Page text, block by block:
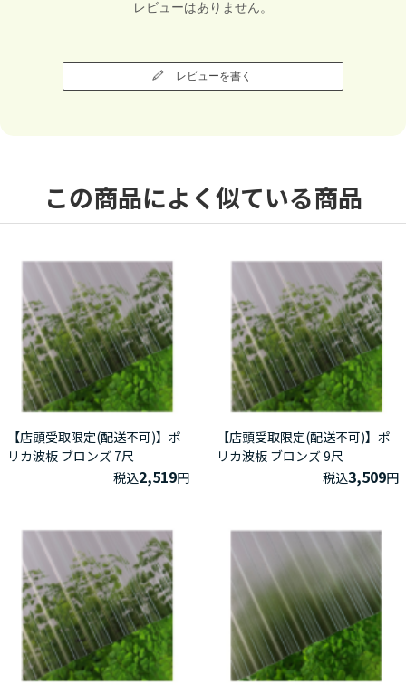
レビューはありません。
レビューを書く
この商品によく似ている商品
【店頭受取限定(配送不可)】ポ
リカ波板 ブロンズ 7尺
税込2,519円
【店頭受取限定(配送不可)】ポ
リカ波板 ブロンズ 9尺
税込3,509円